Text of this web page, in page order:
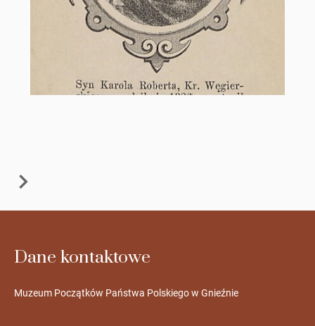
Dane kontaktowe
Muzeum Początków Państwa Polskiego w Gnieźnie